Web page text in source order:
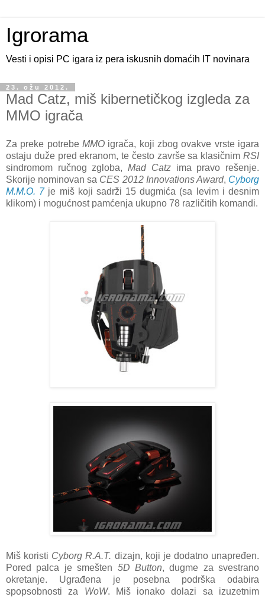
Igrorama
Vesti i opisi PC igara iz pera iskusnih domaćih IT novinara
23. ožu 2012.
Mad Catz, miš kibernetičkog izgleda za
MMO igrača
Za preke potrebe MMO igrača, koji zbog ovakve vrste igara
ostaju duže pred ekranom, te često završe sa klasičnim RSI
sindromom ručnog zgloba,Mad Catzima pravo rešenje.
Skorije nominovan sa CES 2012 Innovations Award, Cyborg
M.M.O. 7je miš koji sadrži 15 dugmića (sa levim i desnim
klikom) i mogućnost pamćenja ukupno 78 različitih komandi.
Miš koristi Cyborg R.A.T. dizajn, koji je dodatno unapređen.
Pored palca je smešten 5D Button, dugme za svestrano
okretanje. Ugrađena je posebna podrška odabira
spopsobnosti za WoW. Miš ionako dolazi sa izuzetnim